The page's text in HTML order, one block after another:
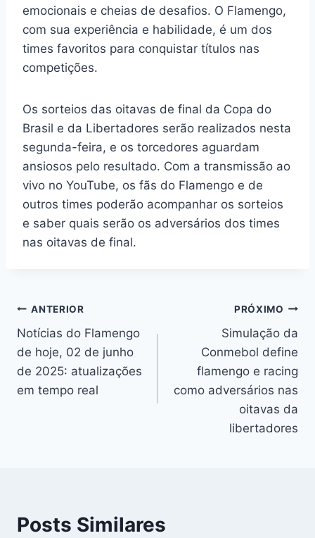
emocionais e cheias de desafios. O Flamengo,
com sua experiência e habilidade, é um dos
times favoritos para conquistar títulos nas
competições.
Os sorteios das oitavas de final da Copa do
Brasil e da Libertadores serão realizados nesta
segunda-feira, e os torcedores aguardam
ansiosos pelo resultado. Com a transmissão ao
vivo no YouTube, os fãs do Flamengo e de
outros times poderão acompanhar os sorteios
e saber quais serão os adversários dos times
nas oitavas de final.
Navegação
de
Post
ANTERIOR
Notícias do Flamengo
de hoje, 02 de junho
de 2025: atualizações
em tempo real
PRÓXIMO
Simulação da
Conmebol define
flamengo e racing
como adversários nas
oitavas da
libertadores
Posts Similares